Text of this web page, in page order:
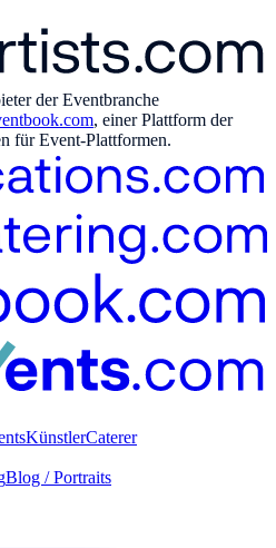
der Eventbranche
, einer Plattform der
für Event-Plattformen.
KünstlerCaterer
Blog / Portraits